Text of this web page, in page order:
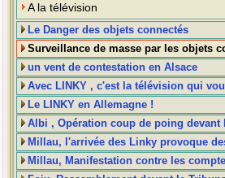
A la télévision
Le Danger des objets connectés
Surveillance de masse par les objets
un vent de contestation en Alsace
Avec LINKY , c'est la télévision qui
Le LINKY en Allemagne !
Albi , Opération coup de poing devant
Millau, l'arrivée des Linky provoque
Millau, Manifestation contre les